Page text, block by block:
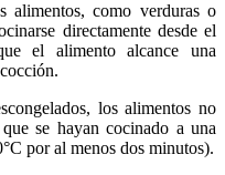
alimentos, como verduras o
directamente desde el
el alimento alcance una
los alimentos no
se hayan cocinado a una
por al menos dos minutos).